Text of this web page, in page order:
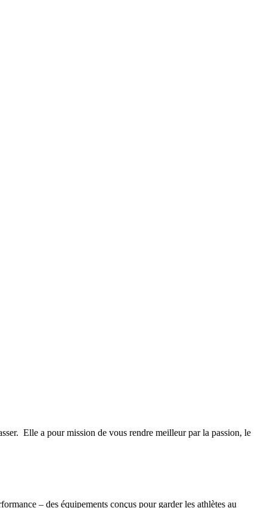
Elle a pour mission de vous rendre meilleur par la passion, le
– des équipements conçus pour garder les athlètes au